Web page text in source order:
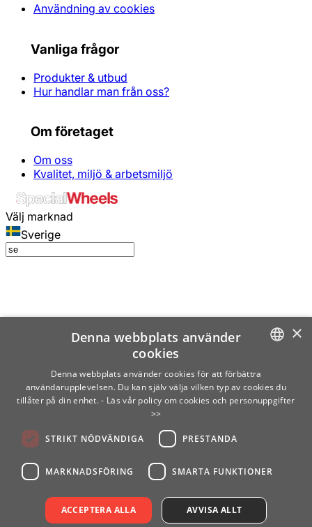
Användning av cookies
Vanliga frågor
Produkter & utbud
Hur handlar man från oss?
Om företaget
Om oss
Kvalitet, miljö & arbetsmiljö
Välj marknad
Sverige
SWEDISH
×
Denna webbplats använder
cookies
Denna webbplats använder cookies för att förbättra
användarupplevelsen. Du kan själv välja vilken typ av cookies du
tillåter på din enhet. - Läs vår policy om cookies och personuppgifter
>>
STRIKT NÖDVÄNDIGA PRESTANDA
MARKNADSFÖRING SMARTA FUNKTIONER
ACCEPTERA ALLA AVVISA ALLT